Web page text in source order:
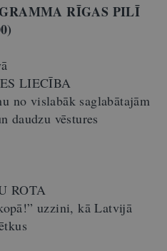
RĪGAS PILĪ
LIECĪBA
no vislabāk saglabātajām
daudzu vēstures
ROTA
uzzini, kā Latvijā